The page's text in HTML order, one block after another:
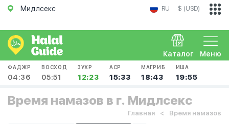
Мидлсекс RU $ (USD)
Меню
Каталог
ФАДЖР
04:36
ВОСХОД
05:51
ЗУХР
12:23
АСР
15:33
МАГРИБ
18:43
ИША
19:55
Время намазов в г. Мидлсекс
Главная Время намазов